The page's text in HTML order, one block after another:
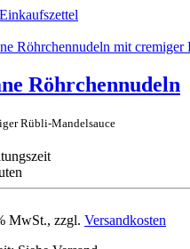
Einkaufszettel
Röhrchennudeln
Rübli-Mandelsauce
MwSt., zzgl. Versandkosten